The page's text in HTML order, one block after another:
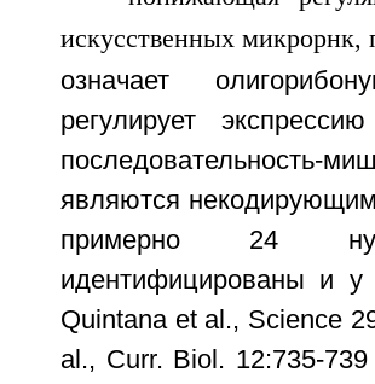
означает
регулирует
являются
примерно 24
идентифицированы и
Quintana et al., Science
al., Curr. Biol. 12:735-